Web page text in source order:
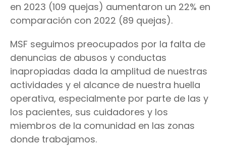
en 2023 (109 quejas) aumentaron un 22% en
comparación con 2022 (89 quejas).
MSF seguimos preocupados por la falta de
denuncias de abusos y conductas
inapropiadas dada la amplitud de nuestras
actividades y el alcance de nuestra huella
operativa, especialmente por parte de las y
los pacientes, sus cuidadores y los
miembros de la comunidad en las zonas
donde trabajamos.